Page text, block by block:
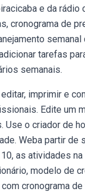
e da
cronograma de
tarefas
semanais.
imprimir e
Edite um
Use o criador de
Weba partir
as atividades
modelo de
cronograma